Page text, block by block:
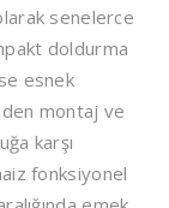
senelerce
doldurma
esnek
montaj ve
karşı
fonksiyonel